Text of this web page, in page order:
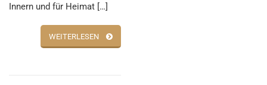
Innern und für Heimat […]
WEITERLESEN